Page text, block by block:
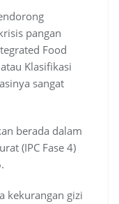
pangan
Food
Klasifikasi
sangat
berada dalam
(IPC Fase 4)
kekurangan gizi